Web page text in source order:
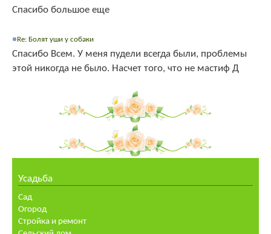
Спасибо большое еще
Re: Болят уши у собаки
Спасибо Всем. У меня пудели всегда были, проблемы
этой никогда не было. Насчет того, что не мастиф Д
Усадьба
Сад
Огород
Стройка и ремонт